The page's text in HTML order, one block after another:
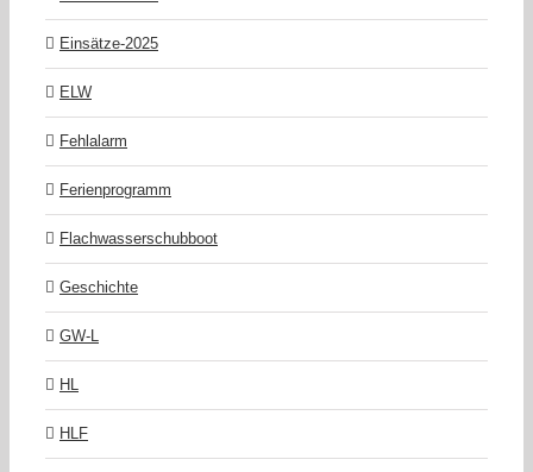
Einsätze-2025
ELW
Fehlalarm
Ferienprogramm
Flachwasserschubboot
Geschichte
GW-L
HL
HLF